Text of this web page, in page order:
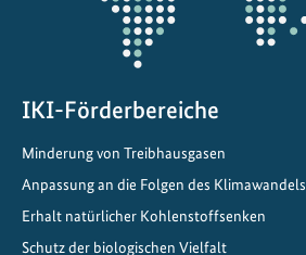
IKI-Förderbereiche
Minderung von Treibhausgasen
Anpassung an die Folgen des Klimawandels
Erhalt natürlicher Kohlenstoffsenken
Schutz der biologischen Vielfalt